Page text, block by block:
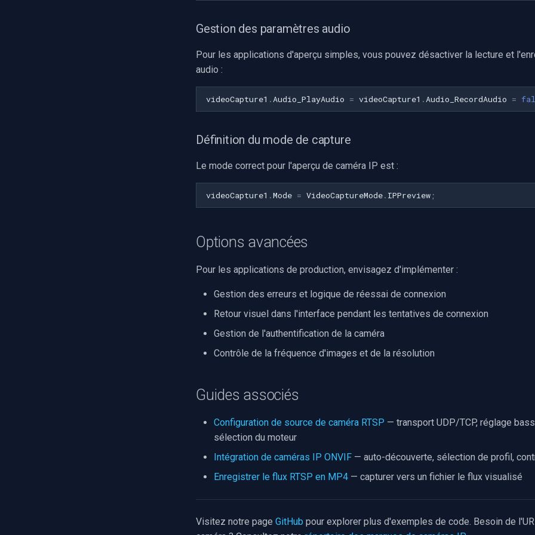
Gestion des paramètres audio
Pour les applications d'aperçu simples, vous pouvez désactiver la lecture et
audio :
videoCapture1 . Audio_PlayAudio = videoCapture1 . Audio_RecordAudio =
Définition du mode de capture
Le mode correct pour l'aperçu de caméra IP est :
videoCapture1 .Mode = VideoCaptureMode. IPPreview ;
Options avancées
Pour les applications de production, envisagez d'implémenter :
Gestion des erreurs et logique de réessai de connexion
Retour visuel dans l'interface pendant les tentatives de connexion
Gestion de l'authentification de la caméra
Contrôle de la fréquence d'images et de la résolution
Guides associés
Configuration de source de caméra RTSP — transport UDP/TCP, réglage
sélection du moteur
Intégration de caméras IP ONVIF — auto-découverte, sélection de profil,
Enregistrer le flux RTSP en MP4 — capturer vers un fichier le flux visualisé
Visitez notre page GitHub pour explorer plus d'exemples de code. Besoin de